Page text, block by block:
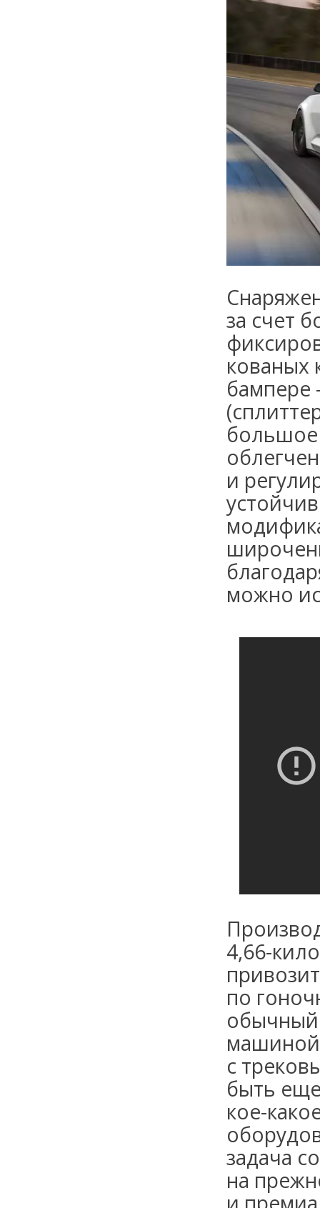
за счет
кованых
бампере
большое
и
можно
4,66-
по
обычный
машиной
с
быть
кое-
задача
на